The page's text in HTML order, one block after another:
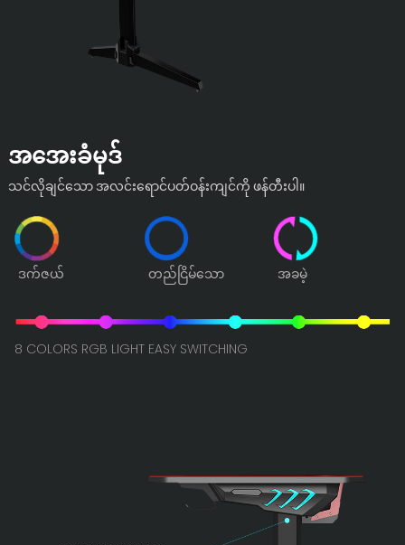
အအေးခံမုဒ်
သင်လိုချင်သော အလင်းရောင်ပတ်ဝန်းကျင်ကို ဖန်တီးပါ။
ဒက်ဇယ် တည်ငြိမ်သော အခမဲ့
8 COLORS RGB LIGHT EASY SWITCHING